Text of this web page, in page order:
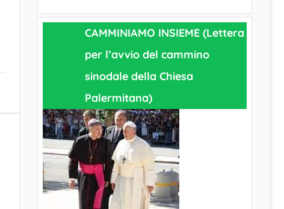
CAMMINIAMO INSIEME (Lettera
per l’avvio del cammino
sinodale della Chiesa
Palermitana)